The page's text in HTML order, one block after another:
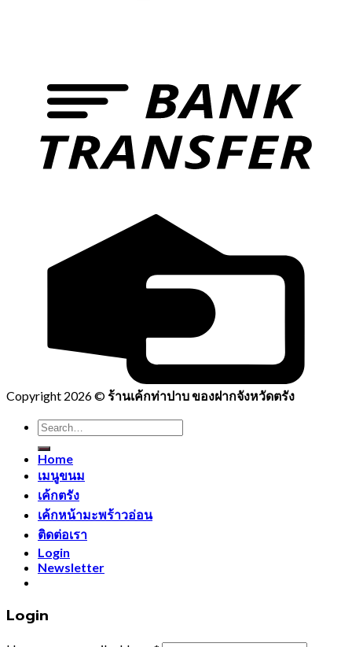
Copyright 2026 ©ร้านเค้กท่าปาบ ของฝากจังหวัดตรัง
Search
for:
Home
เมนูขนม
เค้กตรัง
เค้กหน้ามะพร้าวอ่อน
ติดต่อเรา
Login
Newsletter
Login